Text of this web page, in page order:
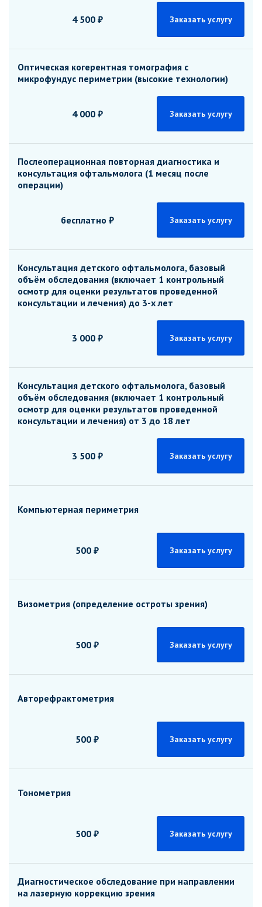
4 500 ₽ Заказать услугу
Оптическая когерентная томография с
микрофундус периметрии (высокие технологии)
4 000 ₽ Заказать услугу
Послеоперационная повторная диагностика и
консультация офтальмолога (1 месяц после
операции)
бесплатно ₽ Заказать услугу
Консультация детского офтальмолога, базовый
объём обследования (включает 1 контрольный
осмотр для оценки результатов проведенной
консультации и лечения) до 3-х лет
3 000 ₽ Заказать услугу
Консультация детского офтальмолога, базовый
объём обследования (включает 1 контрольный
осмотр для оценки результатов проведенной
консультации и лечения) от 3 до 18 лет
3 500 ₽ Заказать услугу
Компьютерная периметрия
500 ₽ Заказать услугу
Визометрия (определение остроты зрения)
500 ₽ Заказать услугу
Авторефрактометрия
500 ₽ Заказать услугу
Тонометрия
500 ₽ Заказать услугу
Диагностическое обследование при направлении
на лазерную коррекцию зрения